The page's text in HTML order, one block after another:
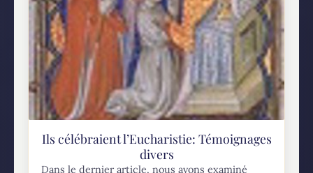
Ils célébraient l’Eucharistie: Témoignages
divers
Dans le dernier article, nous avons examiné